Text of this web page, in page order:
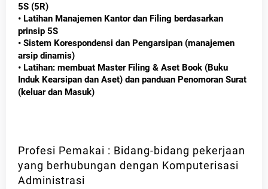
5S (5R)
• Latihan Manajemen Kantor dan Filing berdasarkan
prinsip 5S
• Sistem Korespondensi dan Pengarsipan (manajemen
arsip dinamis)
• Latihan: membuat Master Filing & Aset Book (Buku
Induk Kearsipan dan Aset) dan panduan Penomoran Surat
(keluar dan Masuk)
Profesi Pemakai : Bidang-bidang pekerjaan
yang berhubungan dengan Komputerisasi
Administrasi